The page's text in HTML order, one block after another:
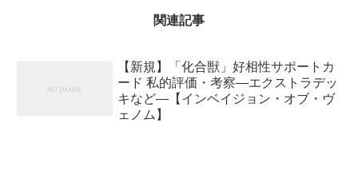
関連記事
【新規】「化合獣」好相性サポートカ
ード 私的評価・考察―エクストラデッ
キなど―【インベイジョン・オブ・ヴ
ェノム】